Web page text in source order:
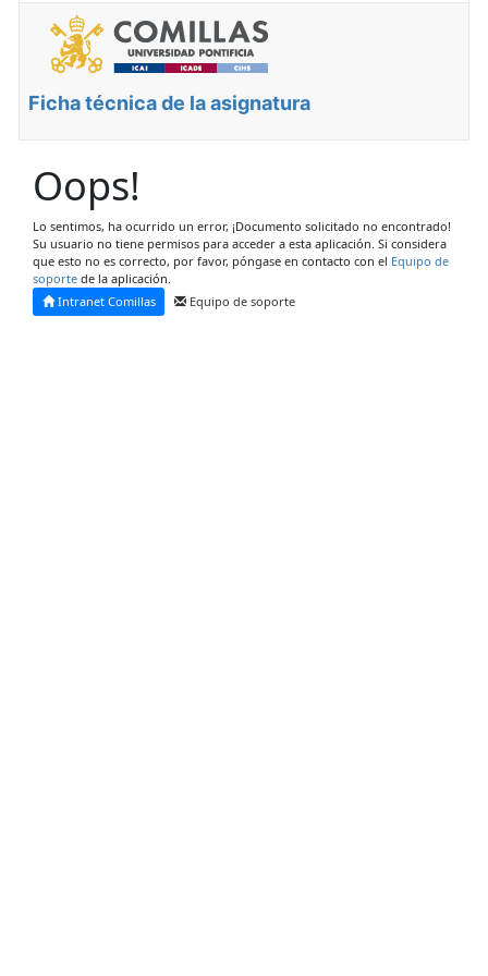
Ficha técnica de la asignatura
Oops!
Lo sentimos, ha ocurrido un error, ¡Documento solicitado no encontrado!
Su usuario no tiene permisos para acceder a esta aplicación. Si considera
que esto no es correcto, por favor, póngase en contacto con el Equipo de
soporte de la aplicación.
Intranet Comillas
Equipo de soporte